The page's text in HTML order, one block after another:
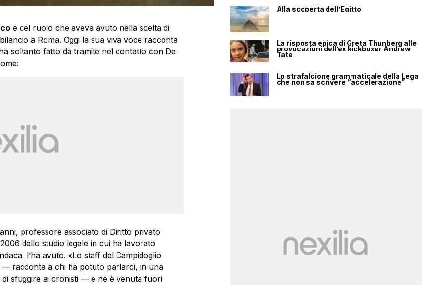
e del ruolo che aveva avuto nella scelta di
a Roma. Oggi la sua viva voce racconta
soltanto fatto da tramite nel contatto con De
professore associato di Diritto privato
dello studio legale in cui ha lavorato
l’ha avuto. «Lo staff del Campidoglio
— racconta a chi ha potuto parlarci, in una
sfuggire ai cronisti — e ne è venuta fuori
Alla scoperta dell’Egitto
La risposta epica di Greta Thunberg alle
provocazioni dell’ex kickboxer Andrew
Tate
Lo strafalcione grammaticale della Lega
che non sa scrivere “accelerazione”